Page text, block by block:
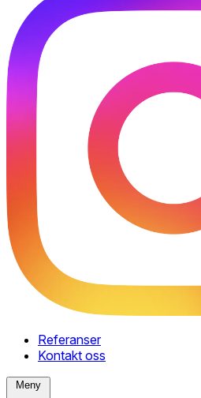
Referanser
Kontakt oss
Meny